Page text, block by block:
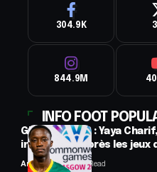
304.9K
844.9M
INFO FOOT
Glasgow 2026 : Yaya
introuvable après les jeux
Anselme AVI3 Min Read